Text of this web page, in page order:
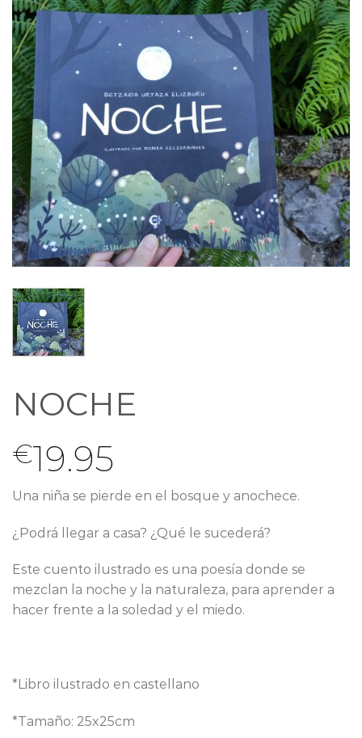
NOCHE
€19.95
Una niña se pierde en el bosque y anochece.
¿Podrá llegar a casa? ¿Qué le sucederá?
Este cuento ilustrado es una poesía donde se
mezclan la noche y la naturaleza, para aprender a
hacer frente a la soledad y el miedo.
*Libro ilustrado en castellano
*Tamaño: 25x25cm